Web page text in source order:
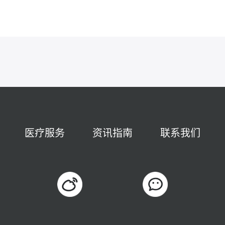
医疗服务 资讯指南 联系我们